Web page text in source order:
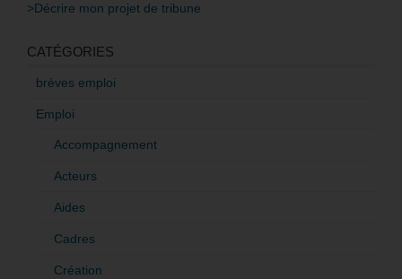
>Décrire mon projet de tribune
CATÉGORIES
brèves emploi
Emploi
Accompagnement
Acteurs
Aides
Cadres
Création